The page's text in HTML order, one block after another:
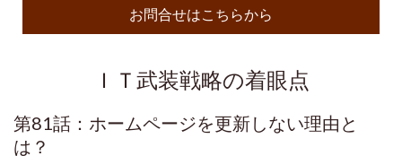
お問合せはこちらから
ＩＴ武装戦略の着眼点
第81話：ホームページを更新しない理由と
は？